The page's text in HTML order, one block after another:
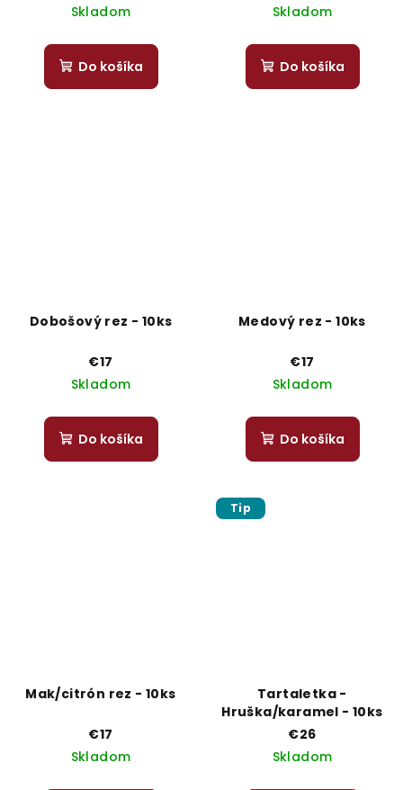
Skladom
Do košíka
Skladom
Do košíka
Dobošový rez - 10ks
€17
Skladom
Do košíka
Medový rez - 10ks
€17
Skladom
Do košíka
Mak/citrón rez - 10ks
€17
Skladom
Tip
Tartaletka -
Hruška/karamel - 10ks
€26
Skladom